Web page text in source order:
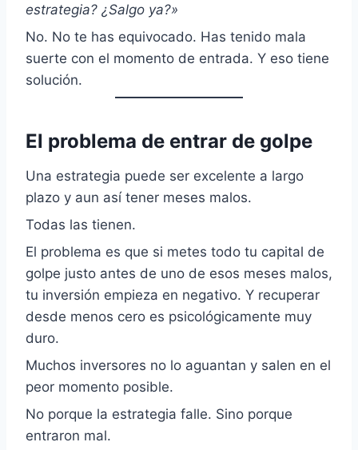
estrategia? ¿Salgo ya?»
No. No te has equivocado. Has tenido mala
suerte con el momento de entrada. Y eso tiene
solución.
El problema de entrar de golpe
Una estrategia puede ser excelente a largo
plazo y aun así tener meses malos.
Todas las tienen.
El problema es que si metes todo tu capital de
golpe justo antes de uno de esos meses malos,
tu inversión empieza en negativo. Y recuperar
desde menos cero es psicológicamente muy
duro.
Muchos inversores no lo aguantan y salen en el
peor momento posible.
No porque la estrategia falle. Sino porque
entraron mal.